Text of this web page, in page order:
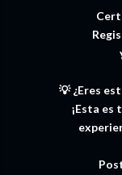
💡 ¿Eres
¡Esta